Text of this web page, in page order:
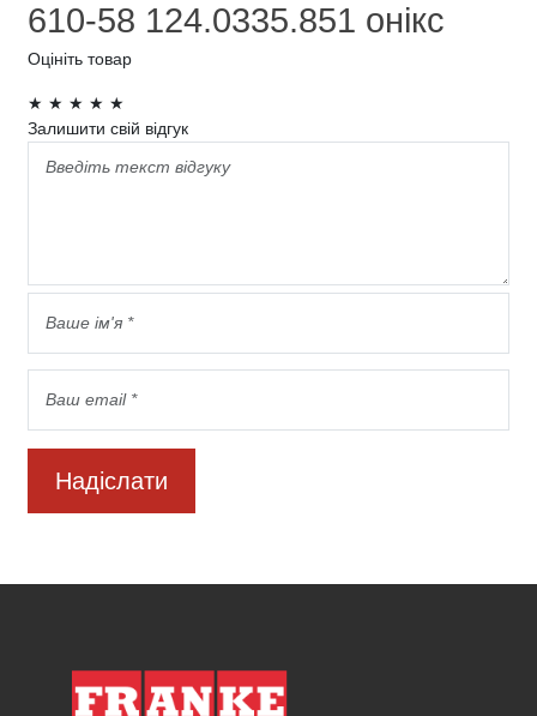
610-58 124.0335.851 онікс
Оцініть товар
★ ★ ★ ★ ★
Залишити свій відгук
Надіслати